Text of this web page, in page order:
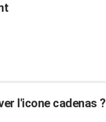
l'icone cadenas ?